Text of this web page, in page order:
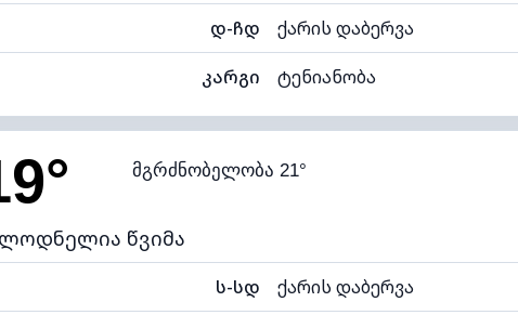
დ-ჩდ ქარის დაბერვა
კარგი ტენიანობა
92% (კომფორტული) ღრუბლიანობა
18°C ხილვადობა
მგრძნობელობა 21°
წვიმა
ს-სდ ქარის დაბერვა